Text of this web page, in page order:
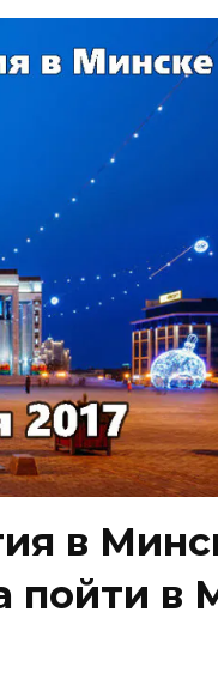
в
пойти в